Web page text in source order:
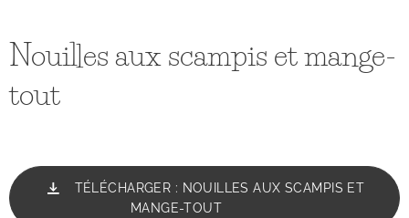
Nouilles aux scampis et mange-
tout
TÉLÉCHARGER : NOUILLES AUX SCAMPIS ET
MANGE-TOUT